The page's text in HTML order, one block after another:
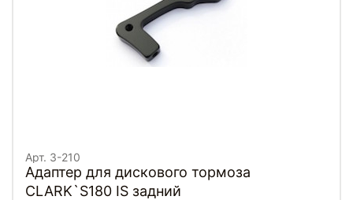
Арт. 3-210
Адаптер для дискового тормоза
CLARK`S180 IS задний